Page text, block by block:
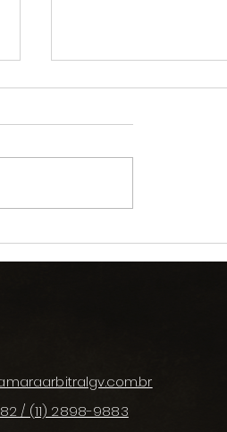
/ (11) 2898-9883